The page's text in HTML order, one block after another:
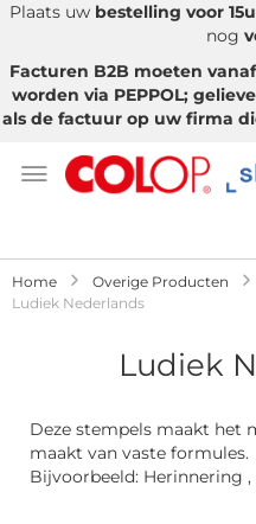
Plaats uw bestelling voor
nog
Facturen B2B moeten
worden via PEPPOL;
als de factuur op uw firma
Home Overige Producten
Ludiek Nederlands
Ludiek
Deze stempels maakt het
maakt van vaste formules.
Bijvoorbeeld: Herinnering ,